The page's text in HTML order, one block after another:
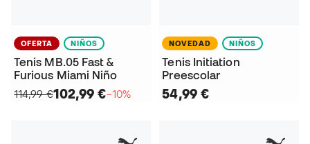
OFERTA NIÑOS
Tenis MB.05 Fast &
Furious Miami Niño
114,99 €102,99 €−10%
NOVEDAD NIÑOS
Tenis Initiation
Preescolar
54,99 €